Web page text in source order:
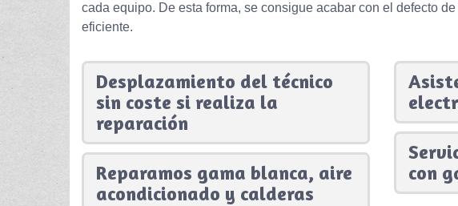
cada equipo. De esta forma, se consigue acabar con el defecto
eficiente.
Desplazamiento del técnico
sin coste si realiza la
reparación
Reparamos gama blanca, aire
acondicionado y calderas
con